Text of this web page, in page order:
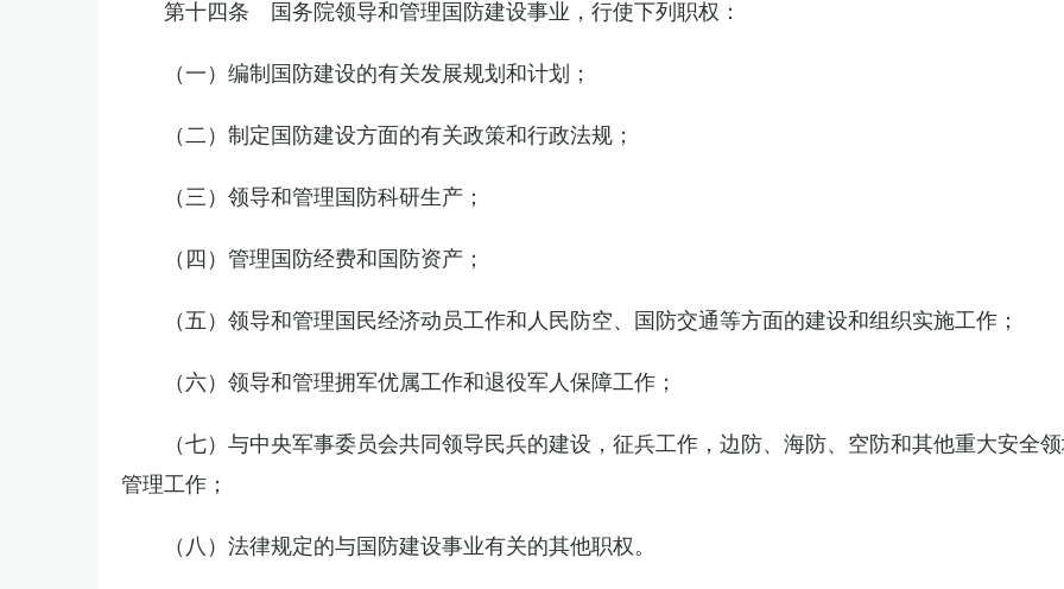
第十四条 国务院领导和管理国防建设事业，行使下列职权：
（一）编制国防建设的有关发展规划和计划；
（二）制定国防建设方面的有关政策和行政法规；
（三）领导和管理国防科研生产；
（四）管理国防经费和国防资产；
（五）领导和管理国民经济动员工作和人民防空、国防交通等方面的建设和组织实施工作；
（六）领导和管理拥军优属工作和退役军人保障工作；
（七）与中央军事委员会共同领导民兵的建设，征兵工作，边防、海防、空防和其他重大安全
管理工作；
（八）法律规定的与国防建设事业有关的其他职权。